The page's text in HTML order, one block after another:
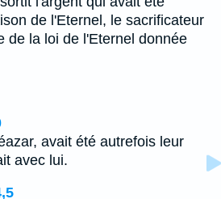
de l'Eternel, le sacrificateur
de la loi de l'Eternel donnée
avait été autrefois leur
avec lui.